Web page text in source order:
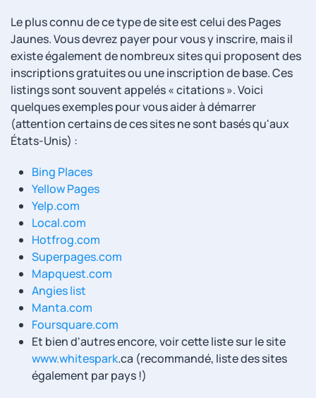
Le plus connu de ce type de site est celui des Pages
Jaunes. Vous devrez payer pour vous y inscrire, mais il
existe également de nombreux sites qui proposent des
inscriptions gratuites ou une inscription de base. Ces
listings sont souvent appelés « citations ». Voici
quelques exemples pour vous aider à démarrer
(attention certains de ces sites ne sont basés qu'aux
États-Unis) :
Bing Places
Yellow Pages
Yelp.com
Local.com
Hotfrog.com
Superpages.com
Mapquest.com
Angies list
Manta.com
Foursquare.com
Et bien d'autres encore, voir cette liste sur le site
www.whitespark.ca (recommandé, liste des sites
également par pays !)